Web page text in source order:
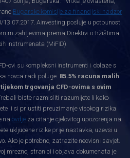
Bugarske komisije za financijski nadzor
13.07.2017. Ainvesting posluje u potpunosti
zahtjevima prema Direktivi o tržištima
instrumenata (MiFID).
ovi su kompleksni instrumenti i dolaze s
novca radi poluge. 85.5% racuna malih
trgovanja CFD-ovima s ovim
biste razmisliti razumijete li kako
li si priustiti preuzimanje visokog rizika
na ovdje za citanje cjelovitog upozorenja na
ukljucene rizike prije nastavka, uzevsi u
Ako je potrebno, zatrazite neovisni savjet.
mreznoj stranici i objava dokumenata je